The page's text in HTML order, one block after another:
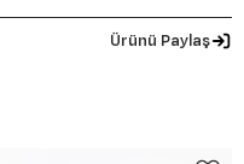
Ürünü Paylaş